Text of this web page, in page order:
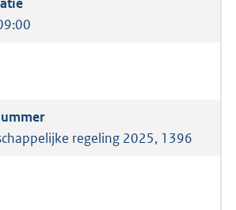
regeling 2025, 1396